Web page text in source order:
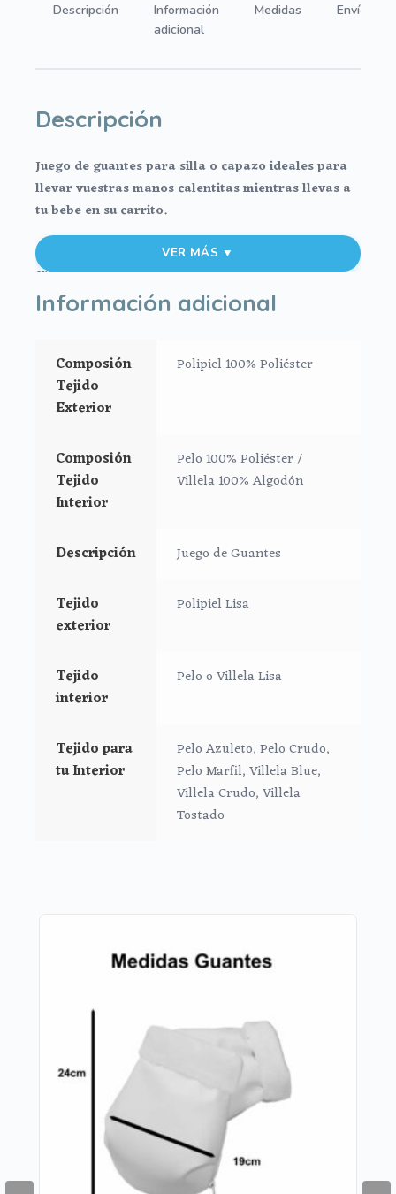
villela
liso.
cantidad
Descripción
Información
adicional
Medidas Envíos
Descripción
Juego de guantes para silla o capazo ideales para
llevar vuestras manos calentitas mientras llevas a
tu bebe en su carrito.
Se adaptan a todo tipo de sillas mediante dos
cremalleras laterales.
Se coloca de forma muy fácil y cómoda; abres las
a cerrar las cremalleras.
Puedes usar también en sillas de bastón usando el
ojal central en la parte de atrás del guante.
El tejido exterior en polipiel lisa, una polipiel muy
suave y agradable.
lisa.
fría, jabones no abrasivos y secado al natural.
VER MÁS ▼
Información adicional
Composión
Tejido
Exterior
Polipiel 100% Poliéster
Composión
Tejido
Interior
Pelo 100% Poliéster /
Villela 100% Algodón
Descripción Juego de Guantes
Tejido
exterior
Polipiel Lisa
Tejido
interior
Pelo o Villela Lisa
Tejido para
tu Interior
Pelo Azuleto, Pelo Crudo,
Pelo Marfil, Villela Blue,
Villela Crudo, Villela
Tostado